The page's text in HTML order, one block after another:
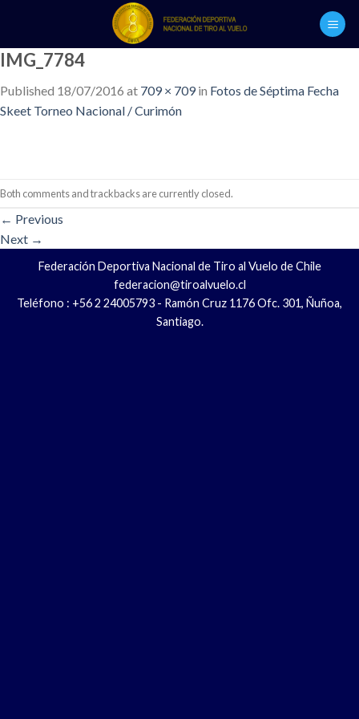
content
IMG_7784
Published 18/07/2016 at 709 × 709in Fotos de Séptima Fecha
Skeet Torneo Nacional / Curimón
Both comments and trackbacks are currently closed.
← Previous
Next →
Federación Deportiva Nacional de Tiro al Vuelo de Chile
federacion@tiroalvuelo.cl
Teléfono : +56 2 24005793 - Ramón Cruz 1176 Ofc. 301, Ñuñoa,
Santiago.